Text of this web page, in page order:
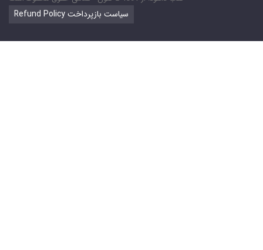
Refund Policy سیاست بازپرداخت